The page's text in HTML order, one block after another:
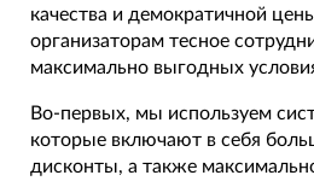
качества и демократичной
организаторам тесное
максимально выгодных
Во-первых, мы используем
которые включают в себя
дисконты, а также